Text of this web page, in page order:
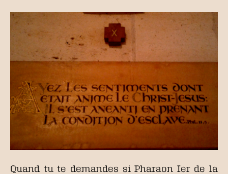
Quand tu te demandes si Pharaon Ier de la